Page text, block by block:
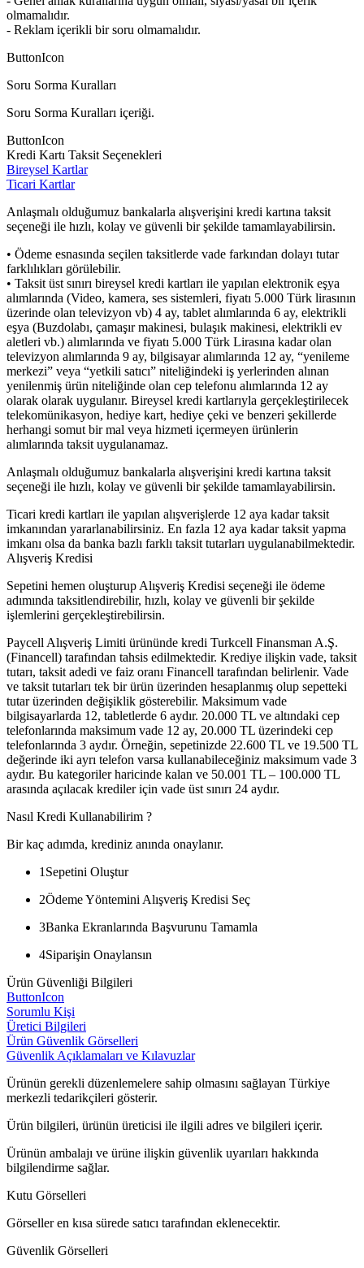
olmamalıdır.
- Reklam içerikli bir soru olmamalıdır.
ButtonIcon
Soru Sorma Kuralları
Soru Sorma Kuralları içeriği.
ButtonIcon
Kredi Kartı Taksit Seçenekleri
Bireysel Kartlar
Ticari Kartlar
Anlaşmalı olduğumuz bankalarla alışverişini kredi kartına taksit
seçeneği ile hızlı, kolay ve güvenli bir şekilde tamamlayabilirsin.
• Ödeme esnasında seçilen taksitlerde vade farkından dolayı tutar
farklılıkları görülebilir.
• Taksit üst sınırı bireysel kredi kartları ile yapılan elektronik eşya
alımlarında (Video, kamera, ses sistemleri, fiyatı 5.000 Türk lirasının
üzerinde olan televizyon vb) 4 ay, tablet alımlarında 6 ay, elektrikli
eşya (Buzdolabı, çamaşır makinesi, bulaşık makinesi, elektrikli ev
aletleri vb.) alımlarında ve fiyatı 5.000 Türk Lirasına kadar olan
televizyon alımlarında 9 ay, bilgisayar alımlarında 12 ay, “yenileme
merkezi” veya “yetkili satıcı” niteliğindeki iş yerlerinden alınan
yenilenmiş ürün niteliğinde olan cep telefonu alımlarında 12 ay
olarak olarak uygulanır. Bireysel kredi kartlarıyla gerçekleştirilecek
telekomünikasyon, hediye kart, hediye çeki ve benzeri şekillerde
herhangi somut bir mal veya hizmeti içermeyen ürünlerin
alımlarında taksit uygulanamaz.
Anlaşmalı olduğumuz bankalarla alışverişini kredi kartına taksit
seçeneği ile hızlı, kolay ve güvenli bir şekilde tamamlayabilirsin.
Ticari kredi kartları ile yapılan alışverişlerde 12 aya kadar taksit
imkanından yararlanabilirsiniz. En fazla 12 aya kadar taksit yapma
imkanı olsa da banka bazlı farklı taksit tutarları uygulanabilmektedir.
Alışveriş Kredisi
Sepetini hemen oluşturup Alışveriş Kredisi seçeneği ile ödeme
adımında taksitlendirebilir, hızlı, kolay ve güvenli bir şekilde
işlemlerini gerçekleştirebilirsin.
Paycell Alışveriş Limiti ürününde kredi Turkcell Finansman A.Ş.
(Financell) tarafından tahsis edilmektedir. Krediye ilişkin vade, taksit
tutarı, taksit adedi ve faiz oranı Financell tarafından belirlenir. Vade
ve taksit tutarları tek bir ürün üzerinden hesaplanmış olup sepetteki
tutar üzerinden değişiklik gösterebilir. Maksimum vade
bilgisayarlarda 12, tabletlerde 6 aydır. 20.000 TL ve altındaki cep
telefonlarında maksimum vade 12 ay, 20.000 TL üzerindeki cep
telefonlarında 3 aydır. Örneğin, sepetinizde 22.600 TL ve 19.500 TL
değerinde iki ayrı telefon varsa kullanabileceğiniz maksimum vade 3
aydır. Bu kategoriler haricinde kalan ve 50.001 TL – 100.000 TL
arasında açılacak krediler için vade üst sınırı 24 aydır.
Nasıl Kredi Kullanabilirim ?
Bir kaç adımda, krediniz anında onaylanır.
1 Sepetini Oluştur
2Ödeme Yöntemini Alışveriş Kredisi Seç
3Banka Ekranlarında Başvurunu Tamamla
4Siparişin Onaylansın
Ürün Güvenliği Bilgileri
ButtonIcon
Sorumlu Kişi
Üretici Bilgileri
Ürün Güvenlik Görselleri
Güvenlik Açıklamaları ve Kılavuzlar
Ürünün gerekli düzenlemelere sahip olmasını sağlayan Türkiye
merkezli tedarikçileri gösterir.
Ürün bilgileri, ürünün üreticisi ile ilgili adres ve bilgileri içerir.
Ürünün ambalajı ve ürüne ilişkin güvenlik uyarıları hakkında
bilgilendirme sağlar.
Kutu Görselleri
Görseller en kısa sürede satıcı tarafından eklenecektir.
Güvenlik Görselleri